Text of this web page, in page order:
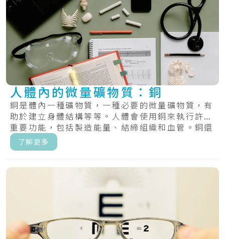
人體內的微量礦物質：銅
銅是體內一種礦物質，一種必要的微量礦物質，有
助於建立身體結構等等。人體會使用銅來執行許多
重要功能，包括製造能量、結締組織和血管。銅還
有助.....
了解更多